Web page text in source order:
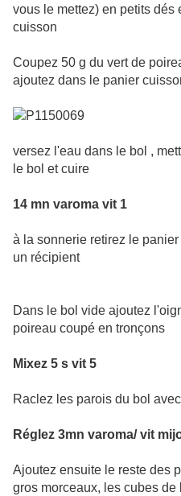
vous le mettez) en petits dés
cuisson
Coupez 50 g du vert de
ajoutez dans le panier
versez l'eau dans le bol ,
le bol et cuire
14 mn varoma vit 1
à la sonnerie retirez le
un récipient
Dans le bol vide ajoutez
poireau coupé en tronçons
Mixez 5 s vit 5
Raclez les parois du bol
Réglez 3mn varoma/ vit
Ajoutez ensuite le reste des
gros morceaux, les cubes de